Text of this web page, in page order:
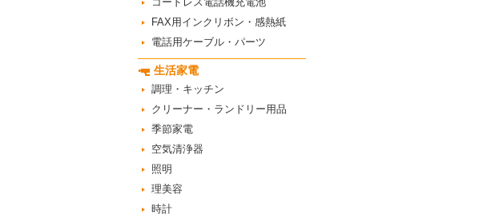
FAX用インクリボン・感熱紙
電話用ケーブル・パーツ
生活家電
調理・キッチン
クリーナー・ランドリー用品
季節家電
空気清浄器
照明
理美容
時計